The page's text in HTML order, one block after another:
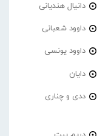
دانیال هندیانی
داوود شعبانی
داوود یونسی
دایان
ددی و چناری